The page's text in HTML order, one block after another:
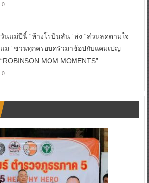
0
วันแม่ปีนี้ “ห้างโรบินสัน” ส่ง “ส่วนลดตามใจ
แม่” ชวนทุกครอบครัวมาช้อปกับแคมเปญ
“ROBINSON MOM MOMENTS”
0